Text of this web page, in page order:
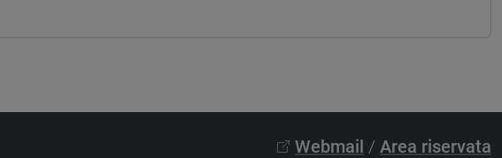
Webmail / Area riservata